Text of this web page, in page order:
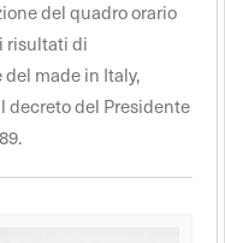
del quadro orario
risultati di
made in Italy,
decreto del Presidente